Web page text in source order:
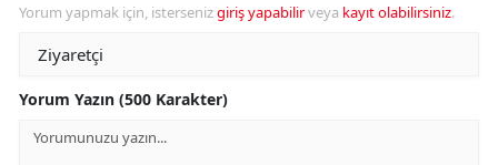
Yorum yapmak için, istersenizgiriş yapabilirveya kayıt olabilirsiniz.
Yorum Yazın (500 Karakter)